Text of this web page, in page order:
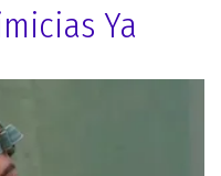
Ya